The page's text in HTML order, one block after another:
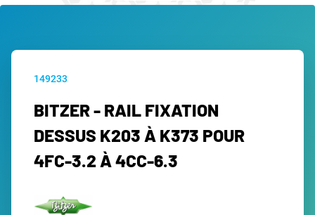
149233
BITZER - RAIL FIXATION
DESSUS K203 À K373 POUR
4FC-3.2 À 4CC-6.3